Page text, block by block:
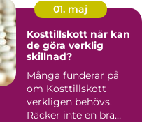
01. maj
Kosttillskott när kan
de göra verklig
skillnad?
Många funderar på
om Kosttillskott
verkligen behövs.
Räcker inte en bra